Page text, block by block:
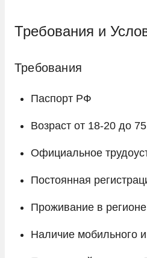
Требования и
Требования
Паспорт РФ
Возраст от 18-20 до
Официальное
Постоянная
Проживание в
Наличие мобильного